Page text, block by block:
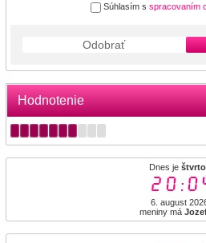
Súhlasím s spracovaním
Odobrať
Hodnotenie
Dnes je
6. august
meniny má